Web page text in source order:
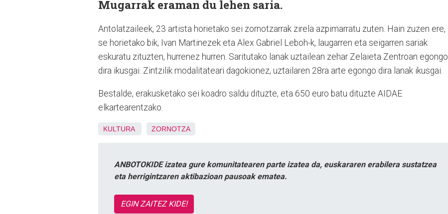
Mugarrak eraman du lehen saria.
Antolatzaileek, 23 artista horietako sei zornotzarrak zirela azpimarratu zuten. Hain zuzen ere,
se horietako bik, Ivan Martinezek eta Alex Gabriel Leboh-k, laugarren eta seigarren sariak
eskuratu zituzten, hurrenez hurren. Saritutako lanak uztailean zehar Zelaieta Zentroan egongo
dira ikusgai. Zintzilik modalitateari dagokionez, uztailaren 28ra arte egongo dira lanak ikusgai.
Bestalde, erakusketako sei koadro saldu dituzte, eta 650 euro batu dituzte AIDAE
elkartearentzako.
KULTURA ZORNOTZA
ANBOTOKIDE izatea gure komunitatearen parte izatea da, euskararen erabilera sustatzea
eta herrigintzaren aktibazioan pausoak ematea.
EGIN ZAITEZ KIDE!